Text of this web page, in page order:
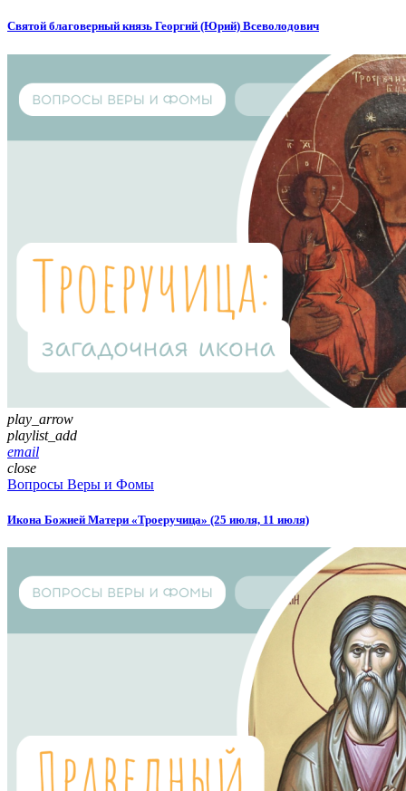
Святой благоверный князь Георгий (Юрий) Всеволодович
play_arrow
playlist_add
email
close
Вопросы Веры и Фомы
Икона Божией Матери «Троеручица» (25 июля, 11 июля)